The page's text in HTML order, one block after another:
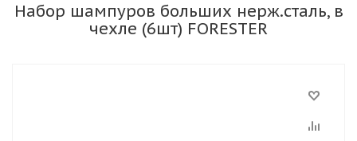
Набор шампуров больших нерж.сталь, в
чехле (6шт) FORESTER